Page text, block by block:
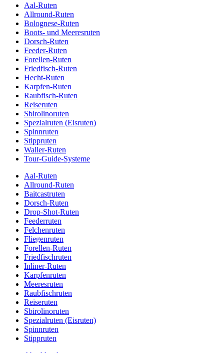
Aal-Ruten
Allround-Ruten
Bolognese-Ruten
Boots- und Meeresruten
Dorsch-Ruten
Feeder-Ruten
Forellen-Ruten
Friedfisch-Ruten
Hecht-Ruten
Karpfen-Ruten
Raubfisch-Ruten
Reiseruten
Sbirolinoruten
Spezialruten (Eisruten)
Spinnruten
Stippruten
Waller-Ruten
Tour-Guide-Systeme
Aal-Ruten
Allround-Ruten
Baitcastruten
Dorsch-Ruten
Drop-Shot-Ruten
Feederruten
Felchenruten
Fliegenruten
Forellen-Ruten
Friedfischruten
Inliner-Ruten
Karpfenruten
Meeresruten
Raubfischruten
Reiseruten
Sbirolinoruten
Spezialruten (Eisruten)
Spinnruten
Stippruten